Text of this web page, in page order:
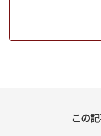
この